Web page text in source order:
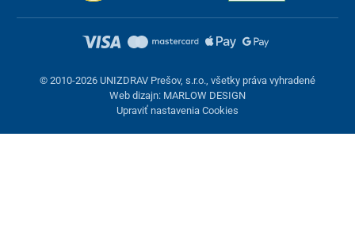
© 2010-2026 UNIZDRAV Prešov, s.r.o., všetky práva vyhradené
Web dizajn: MARLOW DESIGN
Upraviť nastavenia Cookies